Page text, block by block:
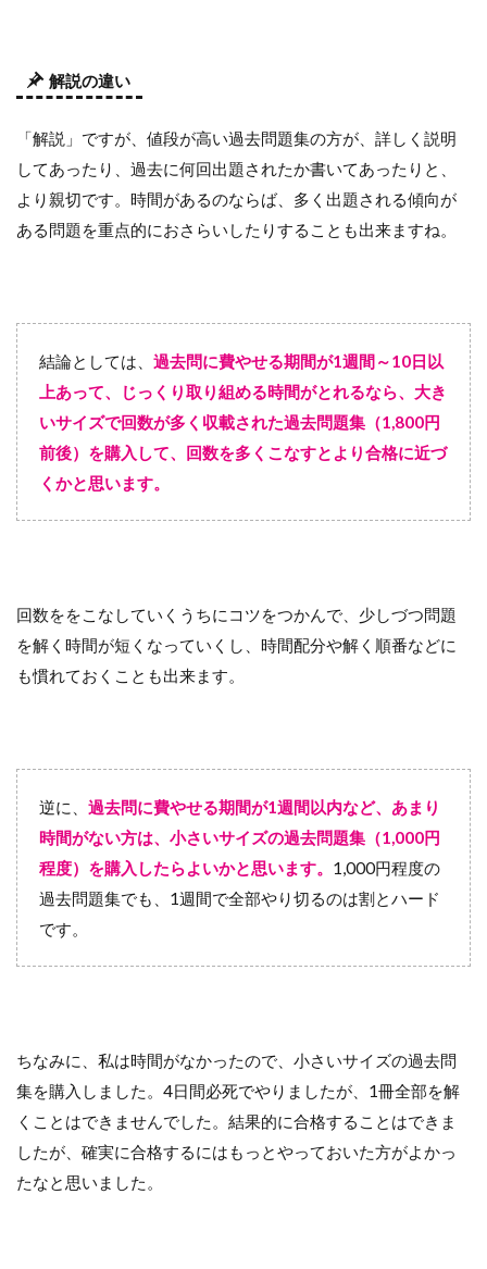
解説の違い
「解説」ですが、値段が高い過去問題集の方が、詳しく説明
してあったり、過去に何回出題されたか書いてあったりと、
より親切です。時間があるのならば、多く出題される傾向が
ある問題を重点的におさらいしたりすることも出来ますね。
結論としては、 過去問に費やせる期間が1週間～10日以
上あって、じっくり取り組める時間がとれるなら、大き
いサイズで回数が多く収載された過去問題集（1,800円
前後）を購入して、回数を多くこなすとより合格に近づ
くかと思います。
回数ををこなしていくうちにコツをつかんで、少しづつ問題
を解く時間が短くなっていくし、時間配分や解く順番などに
も慣れておくことも出来ます。
逆に、 過去問に費やせる期間が1週間以内など、あまり
時間がない方は、小さいサイズの過去問題集（1,000円
程度）を購入したらよいかと思います。 1,000円程度の
過去問題集でも、1週間で全部やり切るのは割とハード
です。
ちなみに、私は時間がなかったので、小さいサイズの過去問
集を購入しました。4日間必死でやりましたが、1冊全部を解
くことはできませんでした。結果的に合格することはできま
したが、確実に合格するにはもっとやっておいた方がよかっ
たなと思いました。